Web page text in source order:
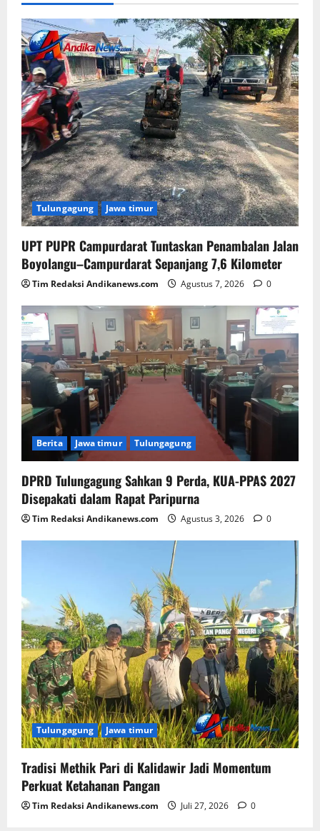
Tulungagung Jawa timur
UPT PUPR Campurdarat Tuntaskan Penambalan Jalan
Boyolangu–Campurdarat Sepanjang 7,6 Kilometer
Tim Redaksi Andikanews.com Agustus 7, 2026 0
Berita Jawa timur Tulungagung
DPRD Tulungagung Sahkan 9 Perda, KUA-PPAS 2027
Disepakati dalam Rapat Paripurna
Tim Redaksi Andikanews.com Agustus 3, 2026 0
Tulungagung Jawa timur
Tradisi Methik Pari di Kalidawir Jadi Momentum
Perkuat Ketahanan Pangan
Tim Redaksi Andikanews.com Juli 27, 2026 0